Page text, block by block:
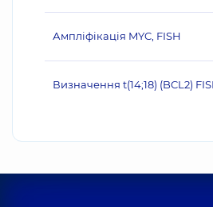
Ампліфікація MYC, FISH
Визначення t(14;18) (BCL2)